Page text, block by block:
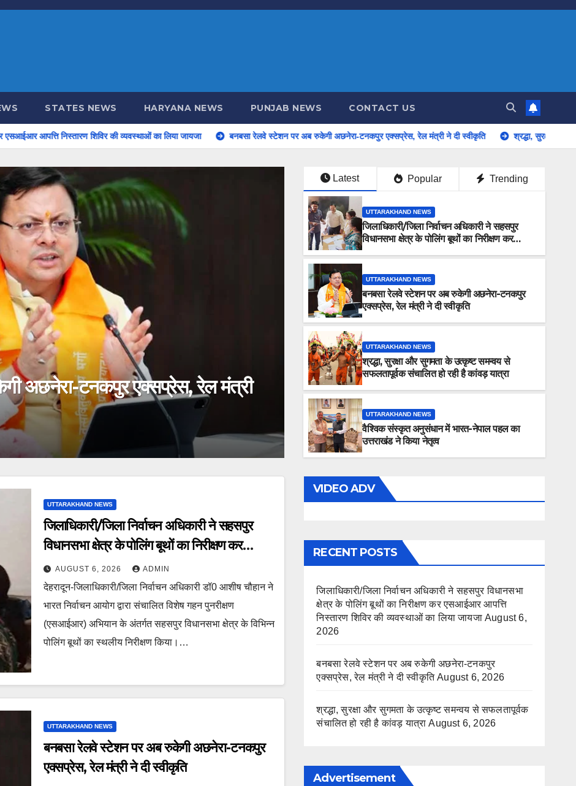
STATES NEWS HARYANA NEWS PUNJAB NEWS CONTACT US
शिविर की व्यवस्थाओं का लिया जायजा बनबसा रेलवे स्टेशन पर अब रुकेगी अछनेरा-टनकपुर एक्सप्रेस, रेल मंत्री ने दी स्वीकृति श्रद्धा, सुरक्षा और सुगमता के उत्कृष्ट
उत्कृष्ट समन्वय से सफलतापूर्वक संचालित
UTTARAKHAND NEWS
वैश्विक संस्कृत अनुसंधान में भारत-
नेतृत्व
AUGUST 5, 2026 ADMIN
Latest Popular Trending
UTTARAKHAND NEWS
जिलाधिकारी/जिला निर्वाचन अधिकारी ने सहसपुर
विधानसभा क्षेत्र के पोलिंग बूथों का निरीक्षण कर
UTTARAKHAND NEWS
बनबसा रेलवे स्टेशन पर अब रुकेगी अछनेरा-टनकपुर
एक्सप्रेस, रेल मंत्री ने दी स्वीकृति
UTTARAKHAND NEWS
श्रद्धा, सुरक्षा और सुगमता के उत्कृष्ट समन्वय से
सफलतापूर्वक संचालित हो रही है कांवड़ यात्रा
UTTARAKHAND NEWS
वैश्विक संस्कृत अनुसंधान में भारत-नेपाल पहल का
उत्तराखंड ने किया नेतृत्व
UTTARAKHAND NEWS
जिलाधिकारी/जिला निर्वाचन अधिकारी ने सहसपुर
विधानसभा क्षेत्र के पोलिंग बूथों का निरीक्षण कर
एसआईआर आपत्ति निस्तारण शिविर की व्यवस्थाओं का
लिया जायजा
AUGUST 6, 2026 ADMIN
देहरादून-जिलाधिकारी/जिला निर्वाचन अधिकारी डॉ0 आशीष चौहान ने
भारत निर्वाचन आयोग द्वारा संचालित विशेष गहन पुनरीक्षण
(एसआईआर) अभियान के अंतर्गत सहसपुर विधानसभा क्षेत्र के विभिन्न
पोलिंग बूथों का स्थलीय निरीक्षण किया।…
UTTARAKHAND NEWS
बनबसा रेलवे स्टेशन पर अब रुकेगी अछनेरा-टनकपुर
एक्सप्रेस, रेल मंत्री ने दी स्वीकृति
VIDEO ADV
RECENT POSTS
जिलाधिकारी/जिला निर्वाचन अधिकारी ने सहसपुर विधानसभा
क्षेत्र के पोलिंग बूथों का निरीक्षण कर एसआईआर आपत्ति
निस्तारण शिविर की व्यवस्थाओं का लिया जायजा August 6,
2026
बनबसा रेलवे स्टेशन पर अब रुकेगी अछनेरा-टनकपुर
एक्सप्रेस, रेल मंत्री ने दी स्वीकृति August 6, 2026
श्रद्धा, सुरक्षा और सुगमता के उत्कृष्ट समन्वय से सफलतापूर्वक
संचालित हो रही है कांवड़ यात्रा August 6, 2026
Advertisement